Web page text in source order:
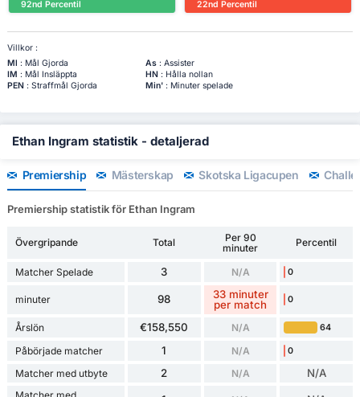
92nd Percentil
22nd Percentil
Villkor :
Ml : Mål Gjorda As: Assister
IM : Mål Insläppta HN: Hålla nollan
PEN: Straffmål Gjorda Min': Minuter spelade
Ethan Ingram statistik - detaljerad
Premiership Mästerskap Skotska Ligacupen
Premiership statistik för Ethan Ingram
Övergripande Total
Per 90
minuter
Percentil
Matcher Spelade 3 N/A 0
minuter 98
33 minuter
per match
0
Årslön €158,550 N/A 64
Påbörjade matcher 1 N/A 0
Matcher med utbyte 2 N/A N/A